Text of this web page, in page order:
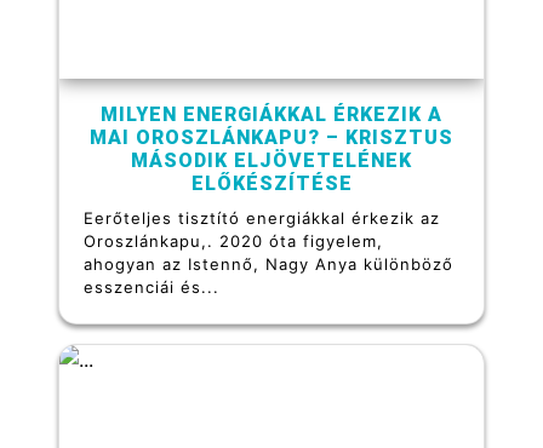
MILYEN ENERGIÁKKAL ÉRKEZIK A
MAI OROSZLÁNKAPU? – KRISZTUS
MÁSODIK ELJÖVETELÉNEK
ELŐKÉSZÍTÉSE
Eerőteljes tisztító energiákkal érkezik az
Oroszlánkapu,. 2020 óta figyelem,
ahogyan az Istennő, Nagy Anya különböző
esszenciái és...